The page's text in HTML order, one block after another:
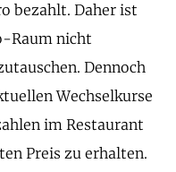
bezahlt. Daher ist
Raum nicht
Dennoch
Wechselkurse
im Restaurant
Preis zu erhalten.